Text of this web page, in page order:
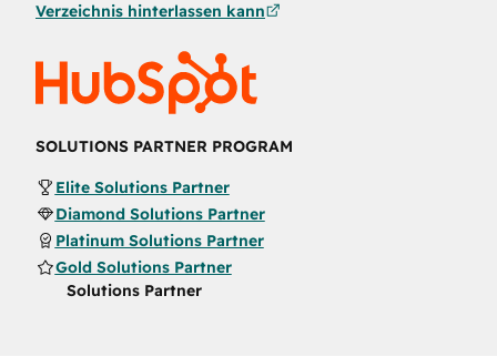
Verzeichnis hinterlassen kann
SOLUTIONS PARTNER PROGRAM
Elite Solutions Partner
Diamond Solutions Partner
Platinum Solutions Partner
Gold Solutions Partner
Solutions Partner